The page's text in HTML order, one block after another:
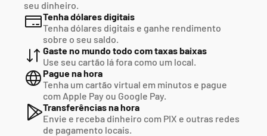
seu dinheiro.
Tenha dólares digitais
Tenha dólares digitais e ganhe rendimento
sobre o seu saldo.
Gaste no mundo todo com taxas baixas
Use seu cartão lá fora como um local.
Pague na hora
Tenha um cartão virtual em minutos e pague
com Apple Pay ou Google Pay.
Transferências na hora
Envie e receba dinheiro com PIX e outras redes
de pagamento locais.